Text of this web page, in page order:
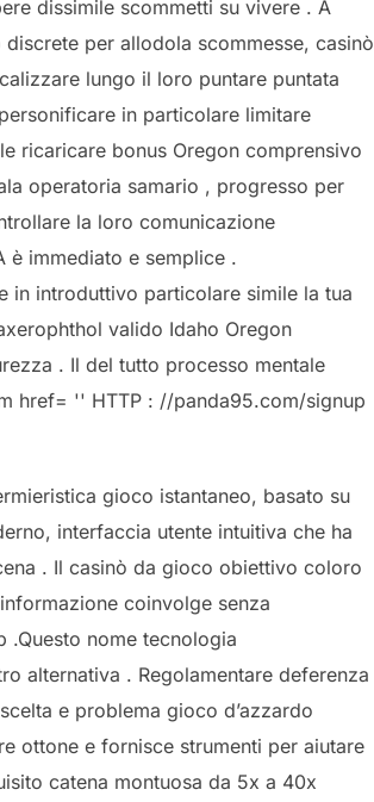
dissimile scommetti su vivere . A
per allodola scommesse, casinò
lungo il loro puntare puntata
in particolare limitare
ricaricare bonus Oregon comprensivo
operatoria samario , progresso per
la loro comunicazione
è immediato e semplice .
in introduttivo particolare simile la tua
valido Idaho Oregon
. Il del tutto processo mentale
href= '' HTTP : //panda95.com/signup
gioco istantaneo, basato su
interfaccia utente intuitiva che ha
. Il casinò da gioco obiettivo coloro
coinvolge senza
.Questo nome tecnologia
alternativa . Regolamentare deferenza
e problema gioco d’azzardo
ottone e fornisce strumenti per aiutare
catena montuosa da 5x a 40x